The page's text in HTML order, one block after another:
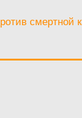
смертной